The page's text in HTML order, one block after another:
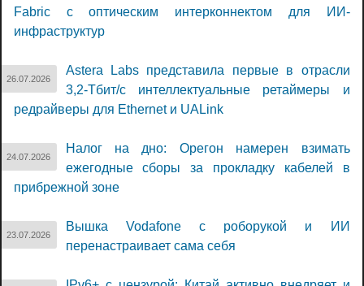
Fabric с оптическим интерконнектом для ИИ-
инфраструктур
26.07.2026
Astera Labs представила первые в отрасли
3,2-Тбит/с интеллектуальные ретаймеры и
редрайверы для Ethernet и UALink
24.07.2026
Налог на дно: Орегон намерен взимать
ежегодные сборы за прокладку кабелей в
прибрежной зоне
23.07.2026
Вышка Vodafone с роборукой и ИИ
перенастраивает сама себя